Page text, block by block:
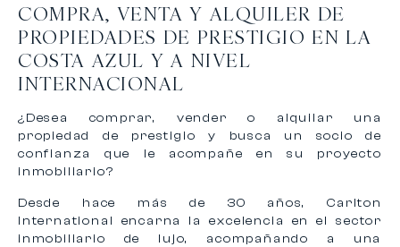
COMPRA, VENTA Y ALQUILER DE
PROPIEDADES DE PRESTIGIO EN LA
COSTA AZUL Y A NIVEL
INTERNACIONAL
¿Desea comprar, vender o alquilar una
propiedad de prestigio y busca un socio de
confianza que le acompañe en su proyecto
inmobiliario?
Desde hace más de 30 años, Carlton
International encarna la excelencia en el sector
inmobiliario de lujo, acompañando a una